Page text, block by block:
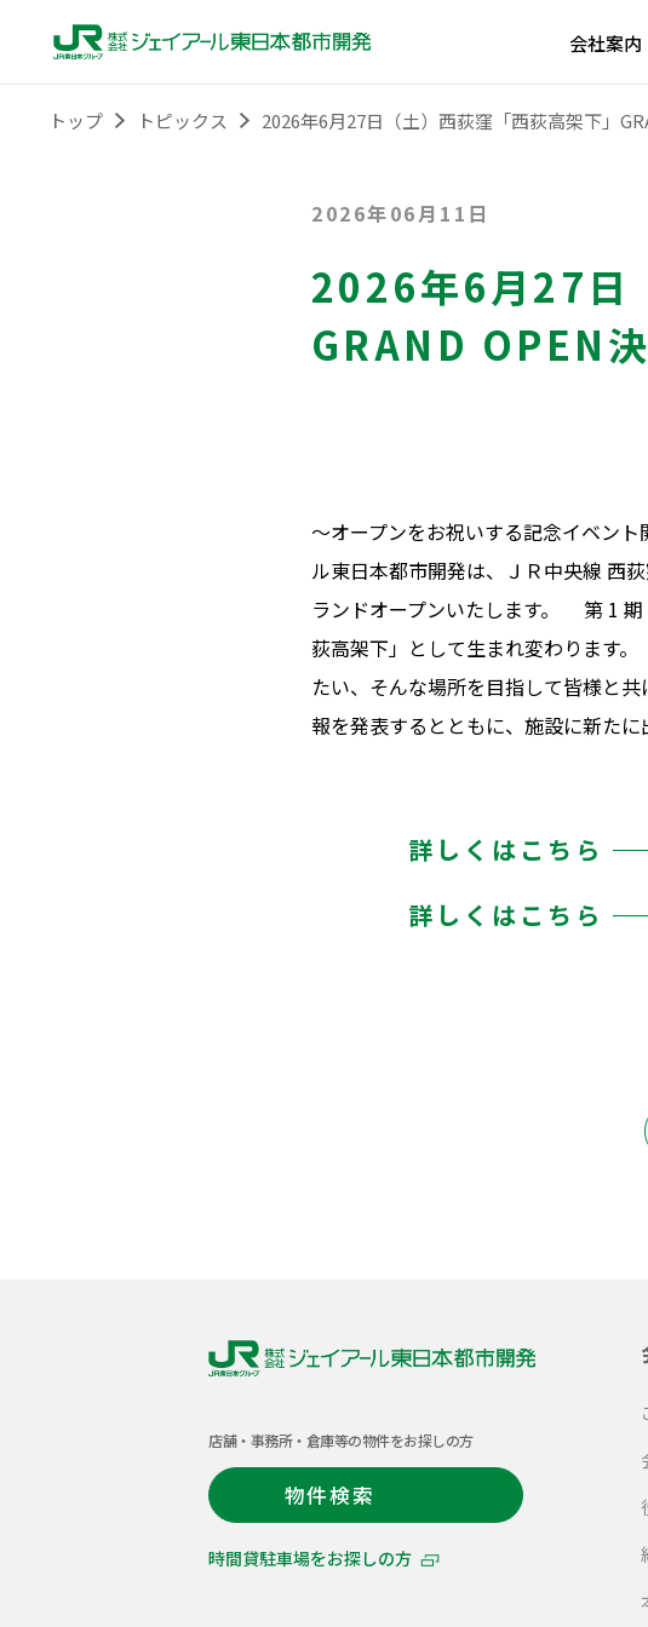
会社案内
トップ トピックス 2026年6月27日（土）西荻窪「西荻高架下」
2026年06月11日
2026年6月27日
GRAND OPEN決
～オープンをお祝いする記念イベン
ル東日本都市開発は、ＪＲ中央線 西
ランドオープンいたします。 第 1 期
荻高架下」として生まれ変わります
たい、そんな場所を目指して皆様と
報を発表するとともに、施設に新たに
詳しくはこちら
詳しくはこちら
会
社
ジ
イ
店舗・事務所・倉庫等の物件をお探しの方
物件検索
時間貸駐車場をお探しの方